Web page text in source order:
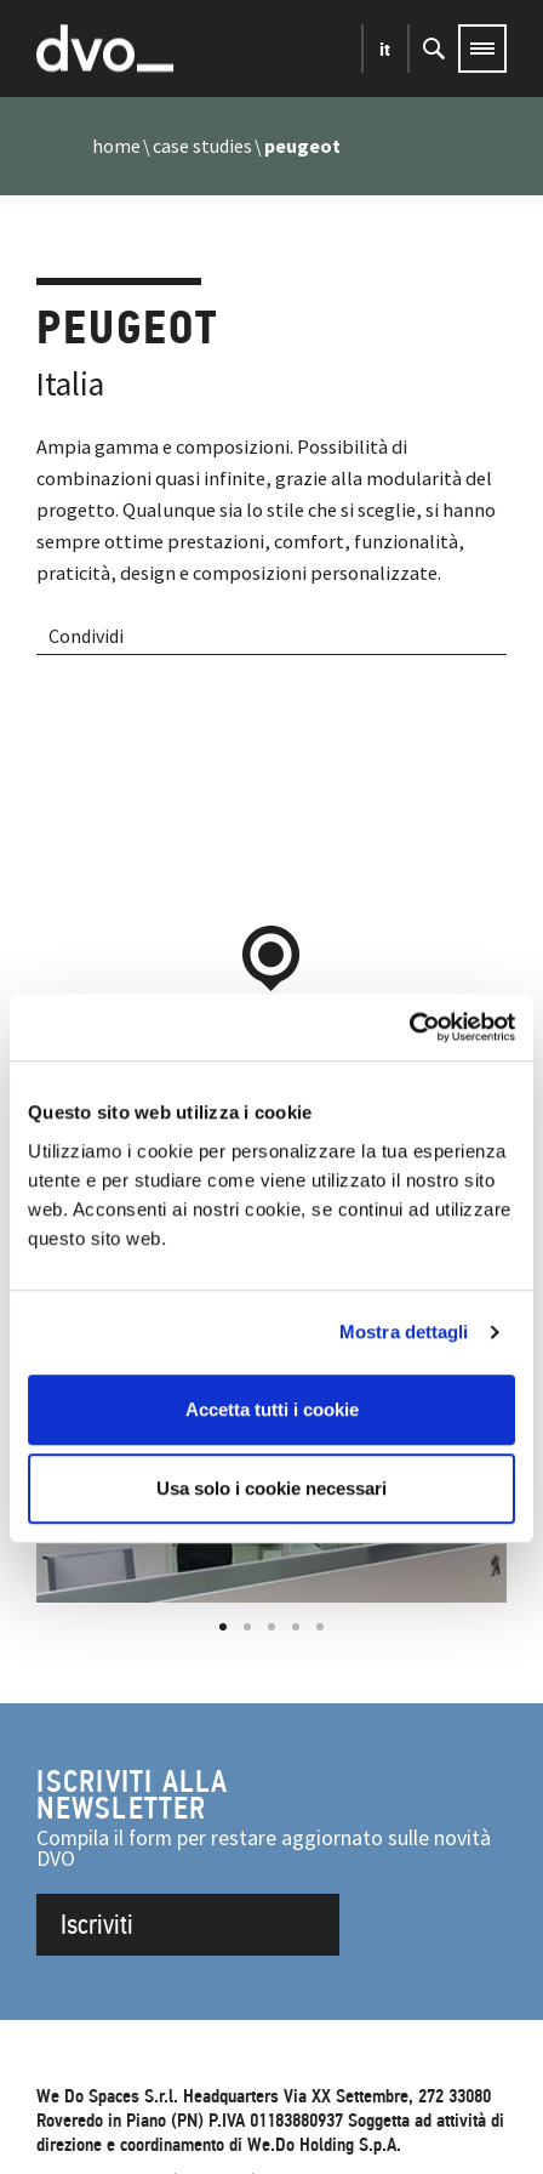
Questo sito web utilizza i cookie
Utilizziamo i cookie per personalizzare la tua esperienza
utente e per studiare come viene utilizzato il nostro sito
web. Acconsenti ai nostri cookie, se continui ad utilizzare
questo sito web.
Mostra dettagli
Accetta tutti i cookie
Usa solo i cookie necessari
it
home case studies peugeot
PEUGEOT
Italia
Ampia gamma e composizioni. Possibilità di
combinazioni quasi infinite, grazie alla modularità del
progetto. Qualunque sia lo stile che si sceglie, si hanno
sempre ottime prestazioni, comfort, funzionalità,
praticità, design e composizioni personalizzate.
Condividi
ISCRIVITI ALLA
NEWSLETTER
Compila il form per restare aggiornato sulle novità
DVO
Iscriviti
We Do Spaces S.r.l. Headquarters Via XX Settembre, 272 33080
Roveredo in Piano (PN) P.IVA 01183880937 Soggetta ad attività di
direzione e coordinamento di We.Do Holding S.p.A.